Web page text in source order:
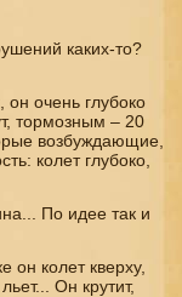
каких-то?
очень глубоко
тормозным – 20
возбуждающие,
колет глубоко,
По идее так и
он колет кверху,
Он крутит,